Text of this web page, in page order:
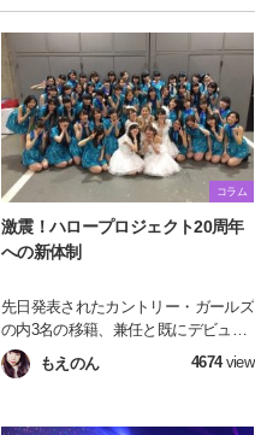
コラム
激震！ハロープロジェクト20周年
への新体制
先日発表されたカントリー・ガールズ
の内3名の移籍、兼任と既にデビュー
が決定していたハロプロ研修生の3名
の配属先について徹底解剖します！
もえのん 4674view